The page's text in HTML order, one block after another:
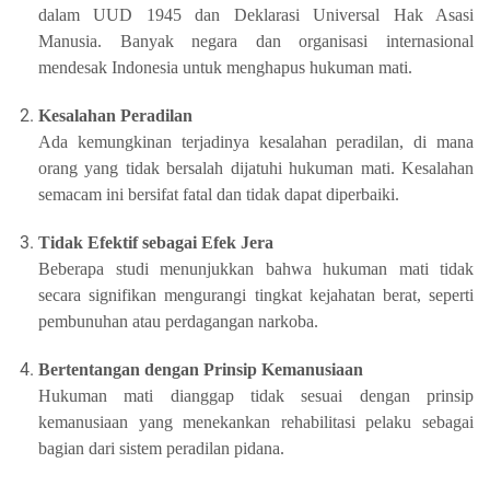
dalam UUD 1945 dan Deklarasi Universal Hak Asasi
Manusia. Banyak negara dan organisasi internasional
mendesak Indonesia untuk menghapus hukuman mati.
Kesalahan Peradilan
Ada kemungkinan terjadinya kesalahan peradilan, di mana
orang yang tidak bersalah dijatuhi hukuman mati. Kesalahan
semacam ini bersifat fatal dan tidak dapat diperbaiki.
Tidak Efektif sebagai Efek Jera
Beberapa studi menunjukkan bahwa hukuman mati tidak
secara signifikan mengurangi tingkat kejahatan berat, seperti
pembunuhan atau perdagangan narkoba.
Bertentangan dengan Prinsip Kemanusiaan
Hukuman mati dianggap tidak sesuai dengan prinsip
kemanusiaan yang menekankan rehabilitasi pelaku sebagai
bagian dari sistem peradilan pidana.